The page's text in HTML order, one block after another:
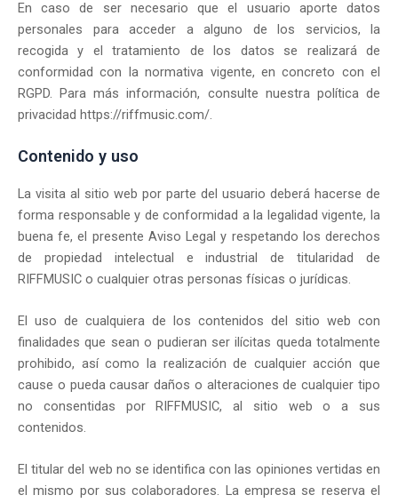
En caso de ser necesario que el usuario aporte datos
personales para acceder a alguno de los servicios, la
recogida y el tratamiento de los datos se realizará de
conformidad con la normativa vigente, en concreto con el
RGPD. Para más información, consulte nuestra política de
privacidad https://riffmusic.com/.
Contenido y uso
La visita al sitio web por parte del usuario deberá hacerse de
forma responsable y de conformidad a la legalidad vigente, la
buena fe, el presente Aviso Legal y respetando los derechos
de propiedad intelectual e industrial de titularidad de
RIFFMUSIC o cualquier otras personas físicas o jurídicas.
El uso de cualquiera de los contenidos del sitio web con
finalidades que sean o pudieran ser ilícitas queda totalmente
prohibido, así como la realización de cualquier acción que
cause o pueda causar daños o alteraciones de cualquier tipo
no consentidas por RIFFMUSIC, al sitio web o a sus
contenidos.
El titular del web no se identifica con las opiniones vertidas en
el mismo por sus colaboradores. La empresa se reserva el